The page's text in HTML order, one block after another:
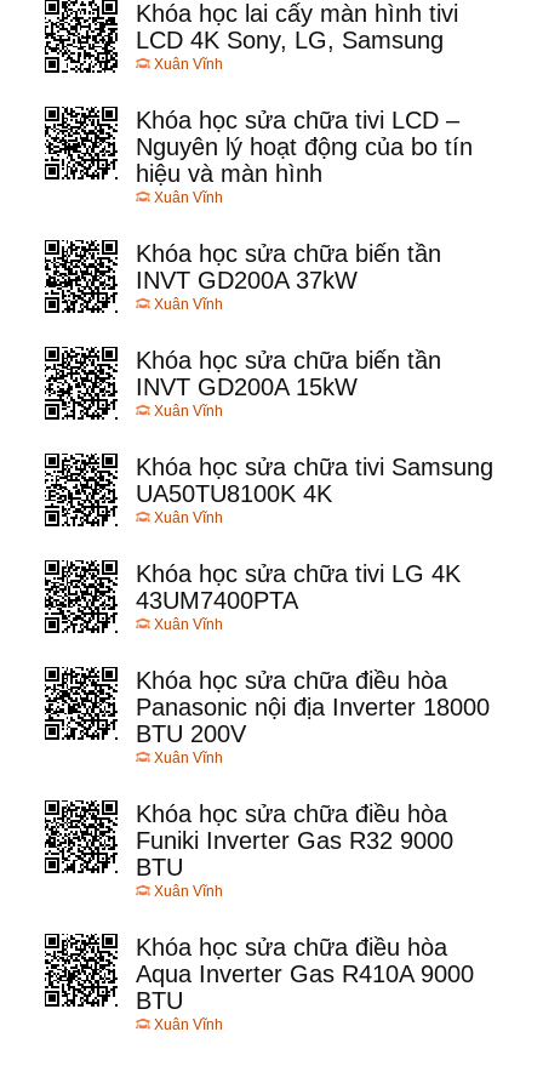
Khóa học lai cấy màn hình tivi
LCD 4K Sony, LG, Samsung
Xuân Vĩnh
Khóa học sửa chữa tivi LCD –
Nguyên lý hoạt động của bo tín
hiệu và màn hình
Xuân Vĩnh
Khóa học sửa chữa biến tần
INVT GD200A 37kW
Xuân Vĩnh
Khóa học sửa chữa biến tần
INVT GD200A 15kW
Xuân Vĩnh
Khóa học sửa chữa tivi Samsung
UA50TU8100K 4K
Xuân Vĩnh
Khóa học sửa chữa tivi LG 4K
43UM7400PTA
Xuân Vĩnh
Khóa học sửa chữa điều hòa
Panasonic nội địa Inverter 18000
BTU 200V
Xuân Vĩnh
Khóa học sửa chữa điều hòa
Funiki Inverter Gas R32 9000
BTU
Xuân Vĩnh
Khóa học sửa chữa điều hòa
Aqua Inverter Gas R410A 9000
BTU
Xuân Vĩnh